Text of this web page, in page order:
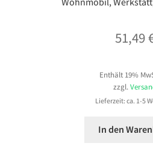
51,49
Enthält 19%
zzgl.
Lieferzeit: ca. 1-5
In den